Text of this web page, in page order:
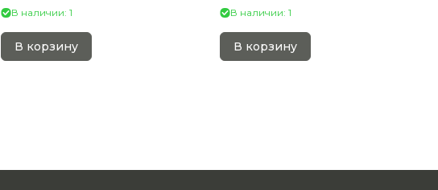
В наличии: 1
В корзину
В наличии: 1
В корзину